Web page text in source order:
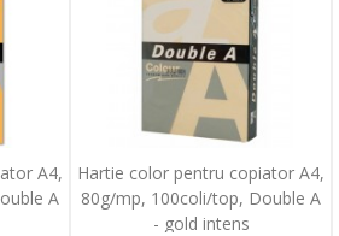
A4,
A
Hartie color pentru copiator A4,
80g/mp, 100coli/top, Double A
- gold intens